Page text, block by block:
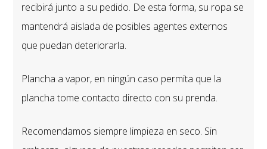
recibirá junto a su pedido. De esta forma, su ropa se
mantendrá aislada de posibles agentes externos
que puedan deteriorarla.
Plancha a vapor, en ningún caso permita que la
plancha tome contacto directo con su prenda.
Recomendamos siempre limpieza en seco. Sin